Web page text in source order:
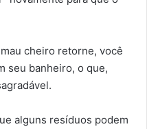
cheiro retorne, você
seu banheiro, o que,
alguns resíduos podem